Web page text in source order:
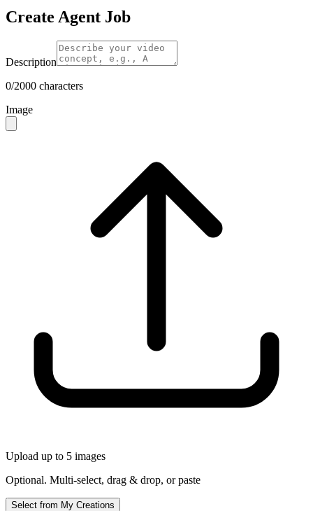
Create Agent Job
Description
0/2000 characters
Image
Upload up to 5 images
Optional. Multi-select, drag & drop, or paste
Select from My Creations